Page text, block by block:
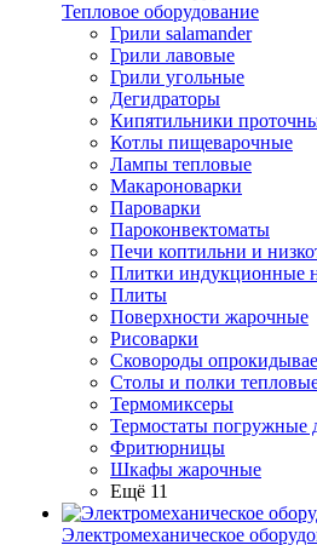
Тепловое оборудование
Грили salamander
Грили лавовые
Грили угольные
Дегидраторы
Кипятильники
Котлы пищеварочные
Лампы тепловые
Макароноварки
Пароварки
Пароконвектоматы
Печи коптильни и
Плитки индукционные
Плиты
Поверхности жарочные
Рисоварки
Сковороды
Столы и полки
Термомиксеры
Термостаты погружные
Фритюрницы
Шкафы жарочные
Ещё 11
Электромеханическое